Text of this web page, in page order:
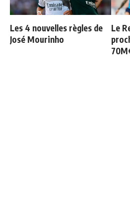
Les 4 nouvelles règles de
José Mourinho
Le